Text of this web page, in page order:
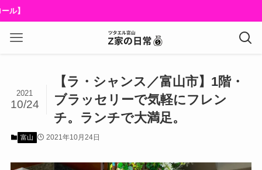
【ラ・シャンス／富山市】1階・
ブラッセリーで気軽にフレン
チ。ランチで大満足。
2021
10/24
富山 2021年10月24日